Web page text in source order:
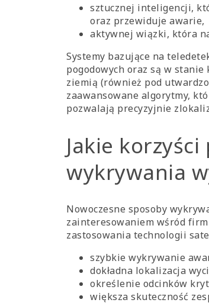
sztucznej inteligencji,
oraz przewiduje awarie,
aktywnej wiązki, która
Systemy bazujące na
pogodowych oraz są w
ziemią (również pod
zaawansowane algorytmy,
pozwalają precyzyjnie
Jakie
wykrywania
Nowoczesne sposoby
zainteresowaniem wśród
zastosowania technologii
szybkie wykrywanie
dokładna lokalizacja
określenie odcinków
większa skuteczność